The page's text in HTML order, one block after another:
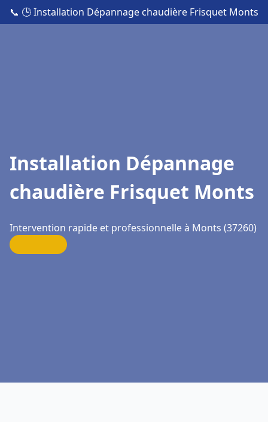
📞 🕒 Installation Dépannage chaudière Frisquet Monts
Installation Dépannage
chaudière Frisquet Monts
Intervention rapide et professionnelle à Monts (37260)